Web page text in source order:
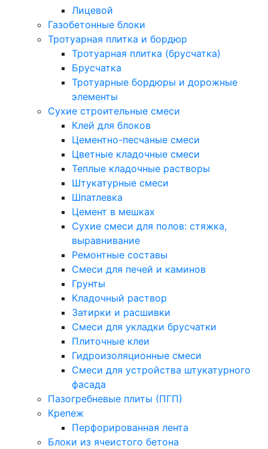
Лицевой
Газобетонные блоки
Тротуарная плитка и бордюр
Тротуарная плитка (брусчатка)
Брусчатка
Тротуарные бордюры и дорожные
элементы
Сухие строительные смеси
Клей для блоков
Цементно-песчаные смеси
Цветные кладочные смеси
Теплые кладочные растворы
Штукатурные смеси
Шпатлевка
Цемент в мешках
Сухие смеси для полов: стяжка,
выравнивание
Ремонтные составы
Смеси для печей и каминов
Грунты
Кладочный раствор
Затирки и расшивки
Смеси для укладки брусчатки
Плиточные клеи
Гидроизоляционные смеси
Смеси для устройства штукатурного
фасада
Пазогребневые плиты (ПГП)
Крепеж
Перфорированная лента
Блоки из ячеистого бетона